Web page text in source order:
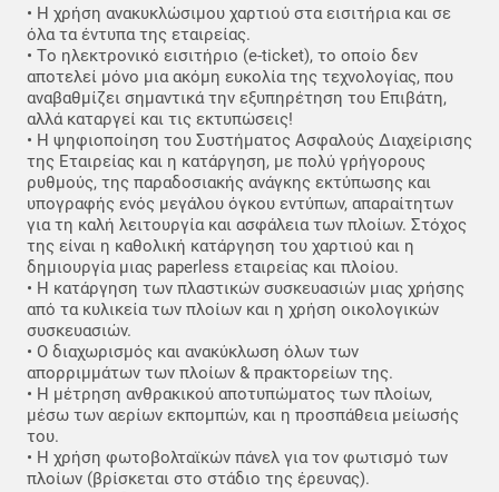
• Η χρήση ανακυκλώσιμου χαρτιού στα εισιτήρια και σε
όλα τα έντυπα της εταιρείας.
• Tο ηλεκτρονικό εισιτήριο (e-ticket), το οποίο δεν
αποτελεί μόνο μια ακόμη ευκολία της τεχνολογίας, που
αναβαθμίζει σημαντικά την εξυπηρέτηση του Επιβάτη,
αλλά καταργεί και τις εκτυπώσεις!
• Η ψηφιοποίηση του Συστήματος Ασφαλούς Διαχείρισης
της Εταιρείας και η κατάργηση, με πολύ γρήγορους
ρυθμούς, της παραδοσιακής ανάγκης εκτύπωσης και
υπογραφής ενός μεγάλου όγκου εντύπων, απαραίτητων
για τη καλή λειτουργία και ασφάλεια των πλοίων. Στόχος
της είναι η καθολική κατάργηση του χαρτιού και η
δημιουργία μιας paperless εταιρείας και πλοίου.
• Η κατάργηση των πλαστικών συσκευασιών μιας χρήσης
από τα κυλικεία των πλοίων και η χρήση οικολογικών
συσκευασιών.
• Ο διαχωρισμός και ανακύκλωση όλων των
απορριμμάτων των πλοίων & πρακτορείων της.
• Η μέτρηση ανθρακικού αποτυπώματος των πλοίων,
μέσω των αερίων εκπομπών, και η προσπάθεια μείωσής
του.
• Η χρήση φωτοβολταϊκών πάνελ για τον φωτισμό των
πλοίων (βρίσκεται στο στάδιο της έρευνας).